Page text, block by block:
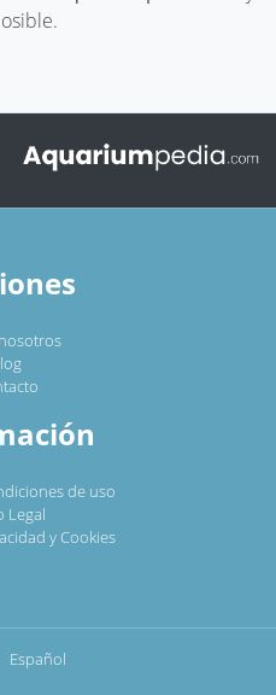
de uso
Legal
y Cookies
Español